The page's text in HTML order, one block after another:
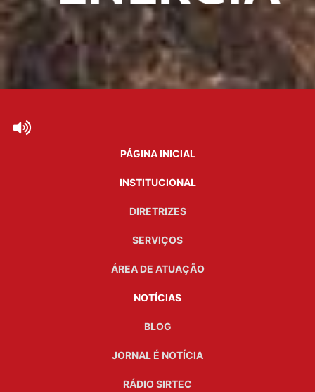
PÁGINA INICIAL
INSTITUCIONAL
DIRETRIZES
SERVIÇOS
ÁREA DE ATUAÇÃO
NOTÍCIAS
BLOG
JORNAL É NOTÍCIA
RÁDIO SIRTEC